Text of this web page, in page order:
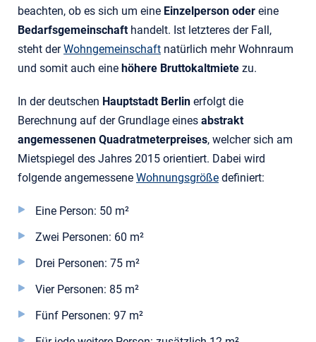
beachten, ob es sich um eine Einzelperson oder eine
Bedarfsgemeinschafthandelt. Ist letzteres der Fall,
steht derWohngemeinschaft natürlich mehr Wohnraum
und somit auch eine höhere Bruttokaltmiete zu.
In der deutschen Hauptstadt Berlin erfolgt die
Berechnung auf der Grundlage eines abstrakt
angemessenen Quadratmeterpreises, welcher sich am
Mietspiegel des Jahres 2015 orientiert. Dabei wird
folgende angemessene Wohnungsgröße definiert:
Eine Person: 50 m²
Zwei Personen: 60 m²
Drei Personen: 75 m²
Vier Personen: 85 m²
Fünf Personen: 97 m²